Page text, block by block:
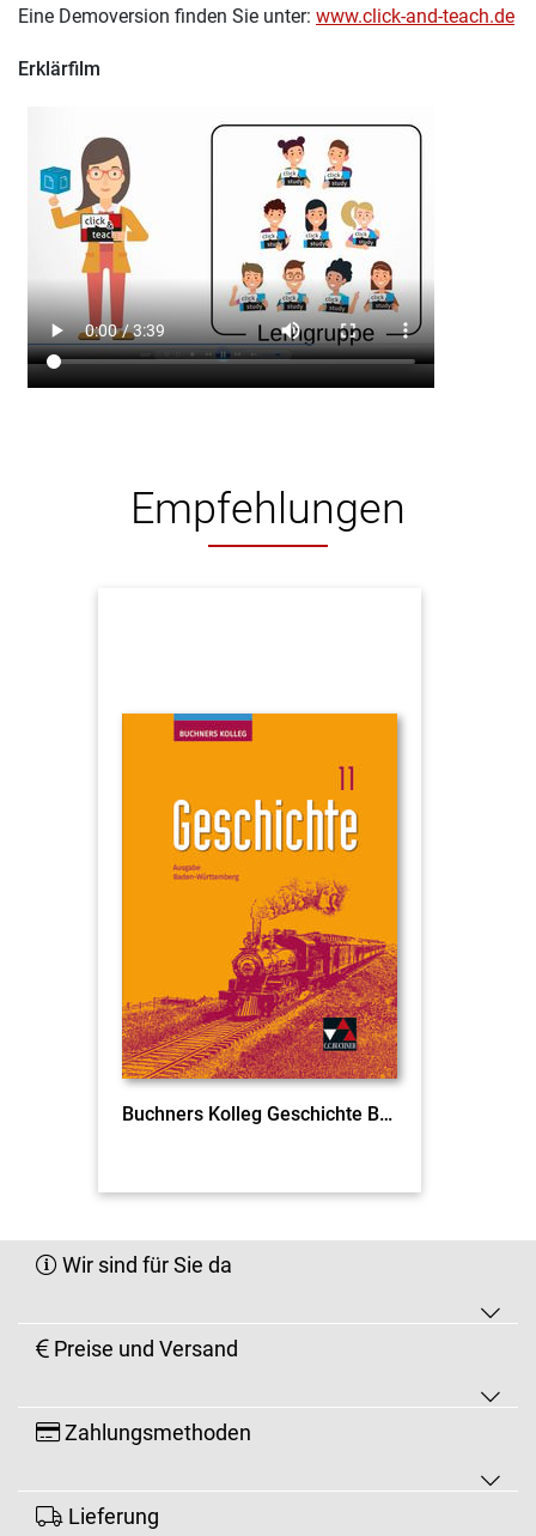
Eine Demoversion finden Sie unter: www.click-and-teach.de
Erklärfilm
Empfehlungen
Buchners Kolleg Geschichte BW 11 Ausgabe ab 2021
Wir sind für Sie da
Preise und Versand
Zahlungsmethoden
Lieferung